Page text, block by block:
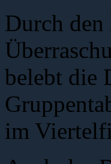
Durch
belebt die
im